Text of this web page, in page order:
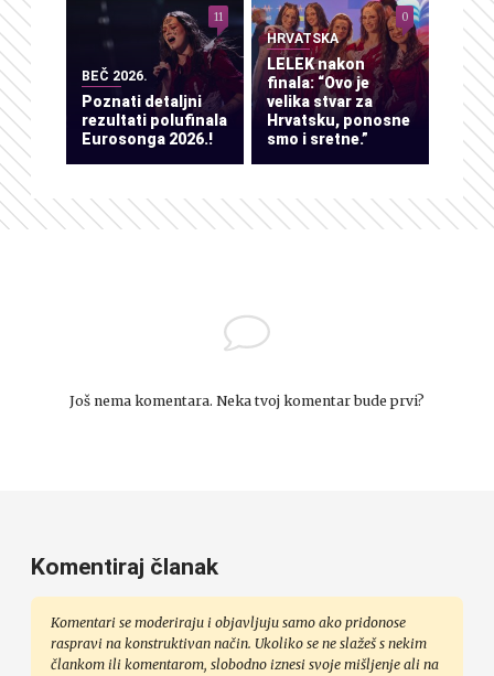
BEČ 2026.
Poznati detaljni
rezultati polufinala
Eurosonga 2026.!
11
HRVATSKA
LELEK nakon
finala: “Ovo je
velika stvar za
Hrvatsku, ponosne
smo i sretne.”
0
Još nema komentara. Neka tvoj komentar bude prvi?
Komentiraj članak
Komentari se moderiraju i objavljuju samo ako pridonose
raspravi na konstruktivan način. Ukoliko se ne slažeš s nekim
člankom ili komentarom, slobodno iznesi svoje mišljenje ali na